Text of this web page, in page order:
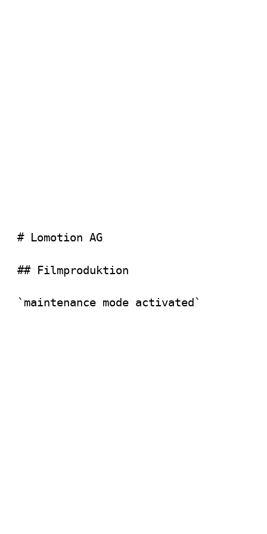
# Lomotion AG
## Filmproduktion
`maintenance mode activated`